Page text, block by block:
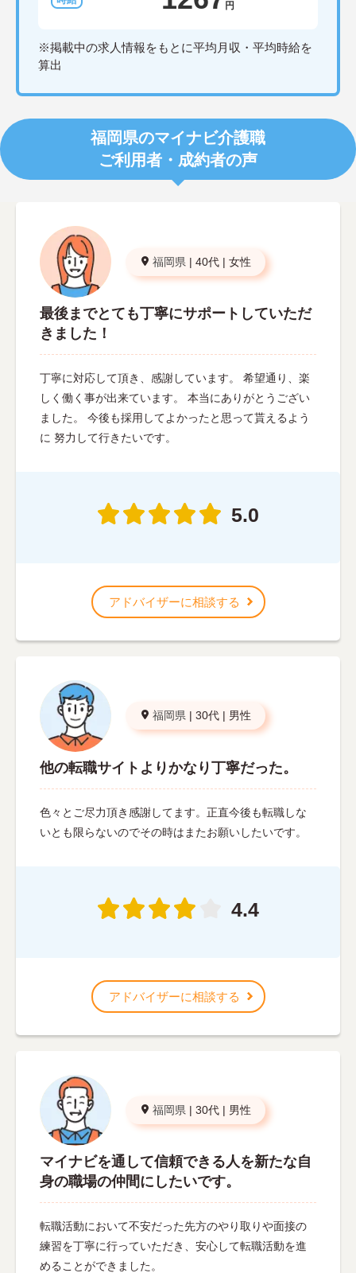
円
※掲載中の求人情報をもとに平均月収・平均時給を
算出
福岡県のマイナビ介護職
ご利用者・成約者の声
福岡県 | 40代 | 女性
最後までとても丁寧にサポートしていただ
きました！
丁寧に対応して頂き、感謝しています。 希望通り、楽
しく働く事が出来ています。 本当にありがとうござい
ました。 今後も採用してよかったと思って貰えるよう
に 努力して行きたいです。
5.0
アドバイザーに相談する
福岡県 | 30代 | 男性
他の転職サイトよりかなり丁寧だった。
色々とご尽力頂き感謝してます。正直今後も転職しな
いとも限らないのでその時はまたお願いしたいです。
4.4
アドバイザーに相談する
福岡県 | 30代 | 男性
マイナビを通して信頼できる人を新たな自
身の職場の仲間にしたいです。
転職活動において不安だった先方のやり取りや面接の
練習を丁寧に行っていただき、安心して転職活動を進
めることができました。